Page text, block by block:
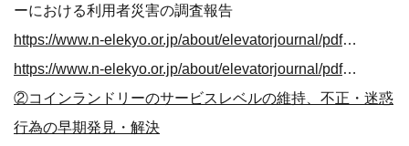
ーにおける利用者災害の調査報告
https://www.n-elekyo.or.jp/about/elevatorjournal/pdf/Journal7-13.pdf
https://www.n-elekyo.or.jp/about/elevatorjournal/pdf/Journal31_11.pdf
②コインランドリーのサービスレベルの維持、不正・迷惑
行為の早期発見・解決